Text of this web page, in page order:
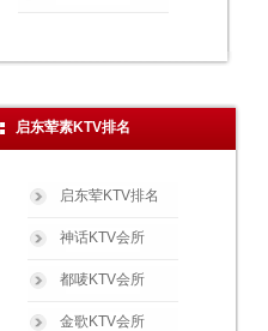
启东荤素KTV排名
启东荤KTV排名
神话KTV会所
都唛KTV会所
金歌KTV会所